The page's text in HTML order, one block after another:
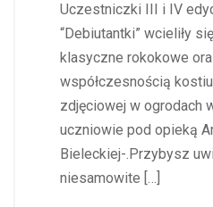
Uczestniczki III i IV
“Debiutantki” wcieliły
klasyczne rokokowe
współczesnością
zdjęciowej w ogrodach
uczniowie pod opieką
Bieleckiej-.Przybysz
niesamowite […]